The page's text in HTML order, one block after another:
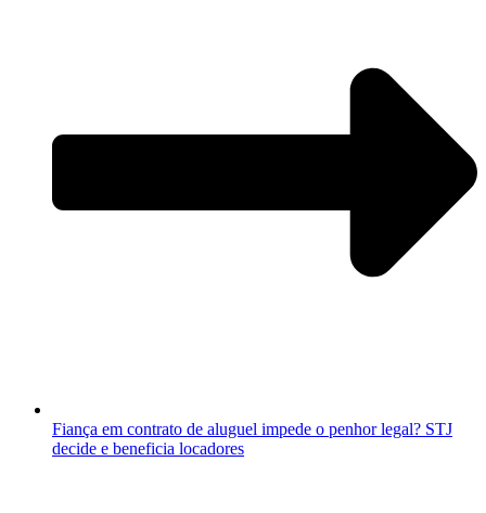
Fiança em contrato de aluguel impede o penhor legal? STJ
decide e beneficia locadores